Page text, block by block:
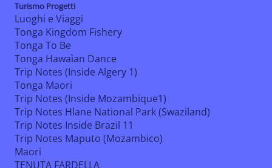
Turismo Progetti
Luoghi e Viaggi
Tonga Kingdom Fishery
Tonga To Be
Tonga Hawaìan Dance
Trip Notes (Inside Algery 1)
Tonga Maori
Trip Notes (Inside Mozambique1)
Trip Notes Hlane National Park (Swaziland)
Trip Notes Inside Brazil 11
Trip Notes Maputo (Mozambico)
Maori
TENUTA FARDELLA